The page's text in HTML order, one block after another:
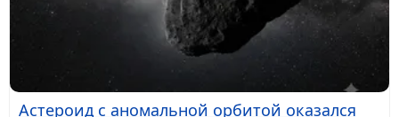
Астероид с аномальной орбитой оказался